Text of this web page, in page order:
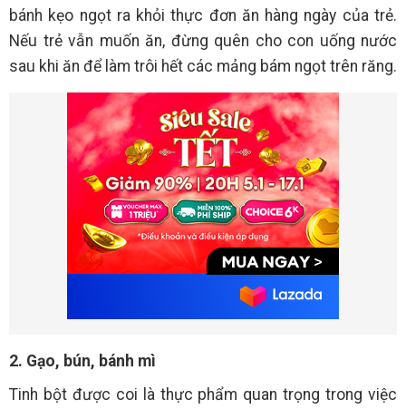
bánh kẹo ngọt ra khỏi thực đơn ăn hàng ngày của trẻ.
Nếu trẻ vẫn muốn ăn, đừng quên cho con uống nước
sau khi ăn để làm trôi hết các mảng bám ngọt trên răng.
2. Gạo, bún, bánh mì
Tinh bột được coi là thực phẩm quan trọng trong việc